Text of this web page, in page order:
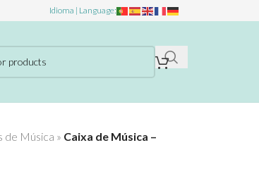
Idioma | Language:
de Música » Caixa de Música –